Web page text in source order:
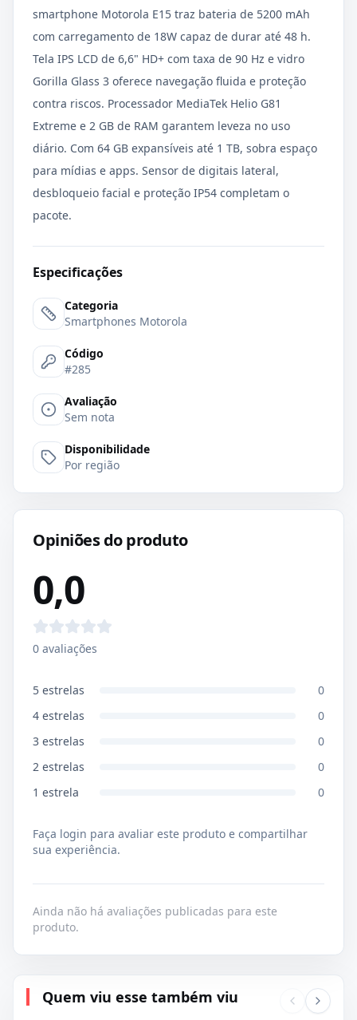
smartphone Motorola E15 traz bateria de 5200 mAh
com carregamento de 18W capaz de durar até 48 h.
Tela IPS LCD de 6,6" HD+ com taxa de 90 Hz e vidro
Gorilla Glass 3 oferece navegação fluida e proteção
contra riscos. Processador MediaTek Helio G81
Extreme e 2 GB de RAM garantem leveza no uso
diário. Com 64 GB expansíveis até 1 TB, sobra espaço
para mídias e apps. Sensor de digitais lateral,
desbloqueio facial e proteção IP54 completam o
pacote.
Especificações
Categoria
Smartphones Motorola
Código
#285
Avaliação
Sem nota
Disponibilidade
Por região
Opiniões do produto
0,0
0 avaliações
5 estrelas
0
4 estrelas
0
3 estrelas
0
2 estrelas
0
1 estrela 0
Faça login para avaliar este produto e compartilhar
sua experiência.
Ainda não há avaliações publicadas para este
produto.
Quem viu esse também viu